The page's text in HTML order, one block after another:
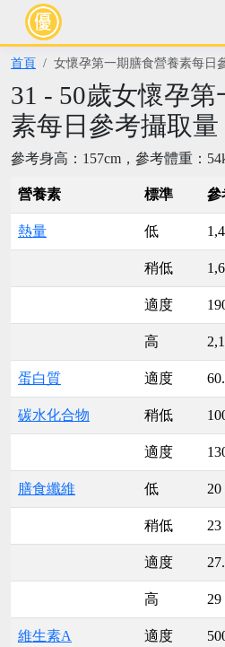
首頁 女懷孕第一期膳食營養素每日
31 - 50歲女懷孕
素每日參考攝取量
參考身高：157cm，參考體重：
營養素 標準 參
熱量 低
稍低
適度
高
蛋白質 適度
碳水化合物 稍低
適度
膳食纖維 低 20
稍低 23
適度
高 29
維生素A 適度